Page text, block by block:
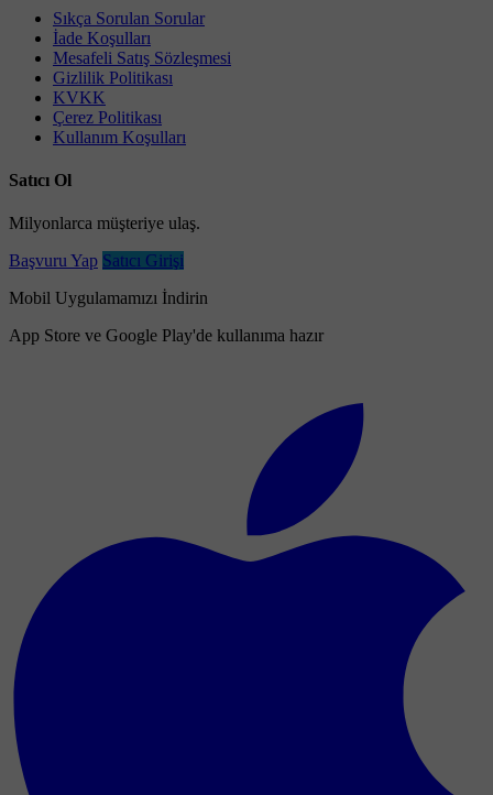
Sıkça Sorulan Sorular
İade Koşulları
Mesafeli Satış Sözleşmesi
Gizlilik Politikası
KVKK
Çerez Politikası
Kullanım Koşulları
Satıcı Ol
Milyonlarca müşteriye ulaş.
Başvuru Yap Satıcı Girişi
Mobil Uygulamamızı İndirin
App Store ve Google Play'de kullanıma hazır